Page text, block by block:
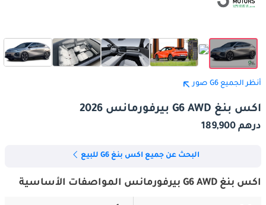
أنظر الجميع G6 صور
اكس بنغ G6 AWD بيرفورمانس 2026
درهم 189,900
البحث عن جميع اكس بنغ G6 للبيع
اكس بنغ G6 AWD بيرفورمانس المواصفات الأساسية